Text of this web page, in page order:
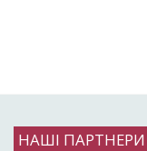
НАШІ ПАРТНЕРИ